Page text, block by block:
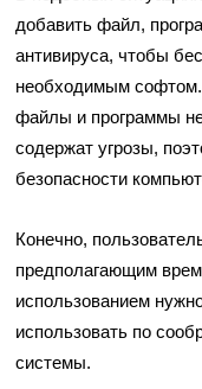
добавить файл,
антивируса, чтобы
необходимым
файлы и программы
содержат угрозы,
безопасности
Конечно,
предполагающим
использованием
использовать по
системы.